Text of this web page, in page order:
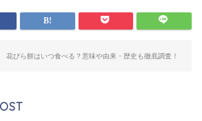
花びら餅はいつ食べる？意味や由来・歴史も徹底調査！